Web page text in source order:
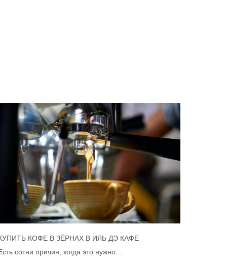
КОФЕ В ЗЁРНАХ В ИЛЬ ДЭ КАФЕ
сотни причин, когда это нужно....